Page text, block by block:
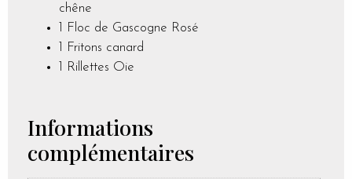
chêne
1 Floc de Gascogne Rosé
1 Fritons canard
1 Rillettes Oie
Informations
complémentaires